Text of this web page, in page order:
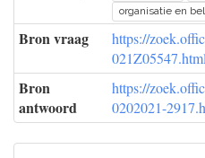
organisatie en
Bron vraag
https://
021Z05547.html
Bron
antwoord
https://
0202021-